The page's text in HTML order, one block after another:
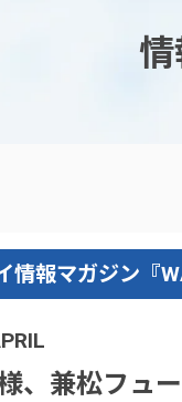
情
報マガジン『
、兼松フュ